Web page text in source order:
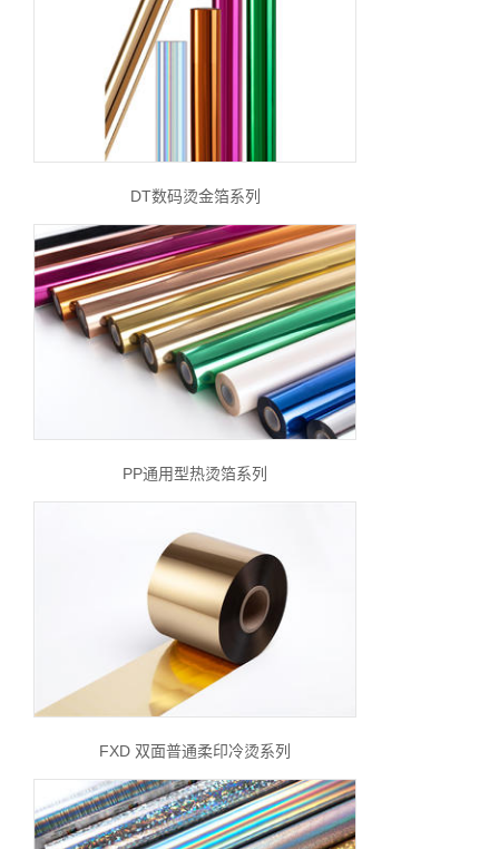
DT数码烫金箔系列
PP通用型热烫箔系列
FXD 双面普通柔印冷烫系列